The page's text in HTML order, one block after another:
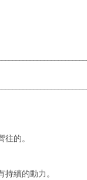
的。
續的動力。